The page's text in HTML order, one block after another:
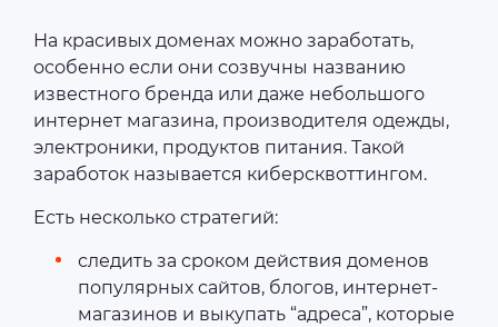
На красивых доменах можно заработать,
особенно если они созвучны названию
известного бренда или даже небольшого
интернет магазина, производителя одежды,
электроники, продуктов питания. Такой
заработок называется киберсквоттингом.
Есть несколько стратегий:
следить за сроком действия доменов
популярных сайтов, блогов, интернет-
магазинов и выкупать “адреса”, которые